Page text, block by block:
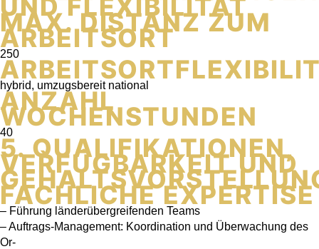
UND FLEXIBILITÄT
MAX. DISTANZ ZUM
ARBEITSORT
250
hybrid, umzugsbereit national
ANZAHL
WOCHENSTUNDEN
40
5. QUALIFIKATIONEN,
VERFÜGBARKEIT UND
FACHLICHE EXPERTISE
– Führung länderübergreifenden Teams
– Auftrags-Management: Koordination und Überwachung des
Or-